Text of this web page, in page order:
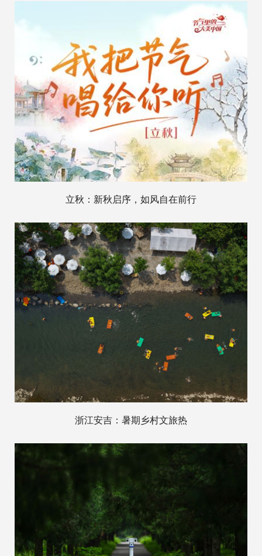
立秋：新秋启序，如风自在前行
浙江安吉：暑期乡村文旅热